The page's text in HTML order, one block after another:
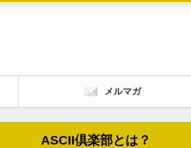
メルマガ
ASCII倶楽部とは？